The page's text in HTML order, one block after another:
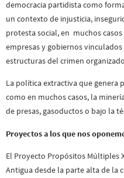
democracia partidista como
un contexto de injusticia,
protesta social, en muchos
empresas y gobiernos
estructuras del crimen
La política extractiva que genera
como en muchos casos, la
de presas, gasoductos o bajo la
Proyectos a los que nos
El Proyecto Propósitos Múltiples
Antigua desde la parte alta de la